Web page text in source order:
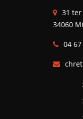
31 ter
34060
04